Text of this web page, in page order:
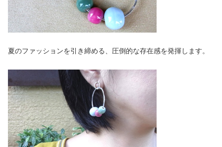
夏のファッションを引き締める、圧倒的な存在感を発揮します。